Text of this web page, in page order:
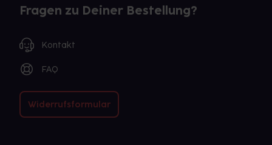
Fragen zu Deiner Bestellung?
Kontakt
FAQ
Widerrufsformular